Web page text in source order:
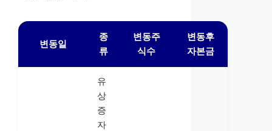
변동일
종
류
변동주
식수
변동후
자본금
유
상
증
자